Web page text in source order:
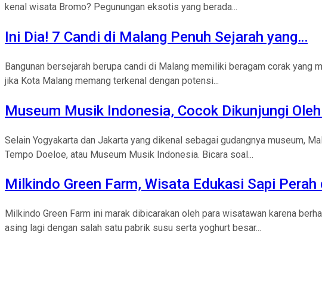
kenal wisata Bromo? Pegunungan eksotis yang berada...
Ini Dia! 7 Candi di Malang Penuh Sejarah yang…
Bangunan bersejarah berupa candi di Malang memiliki beragam corak yang
jika Kota Malang memang terkenal dengan potensi...
Museum Musik Indonesia, Cocok Dikunjungi
Selain Yogyakarta dan Jakarta yang dikenal sebagai gudangnya museum,
Tempo Doeloe, atau Museum Musik Indonesia. Bicara soal...
Milkindo Green Farm, Wisata Edukasi Sapi Perah
Milkindo Green Farm ini marak dibicarakan oleh para wisatawan karena
asing lagi dengan salah satu pabrik susu serta yoghurt besar...